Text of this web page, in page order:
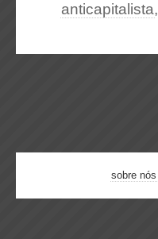
anticapitalista,
sobre nós